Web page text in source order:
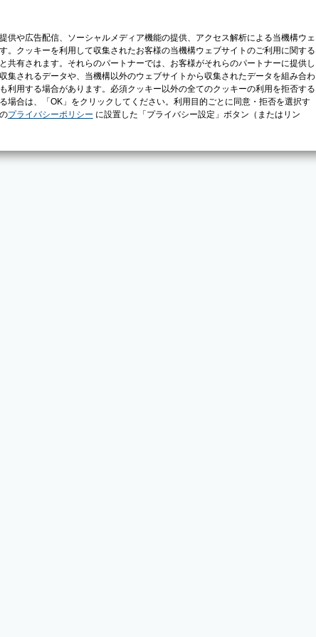
や広告配信、ソーシャルメディア機能の提供、アクセス解析による当機構ウェ
クッキーを利用して収集されたお客様の当機構ウェブサイトのご利用に関する
有されます。それらのパートナーでは、お客様がそれらのパートナーに提供し
されるデータや、当機構以外のウェブサイトから収集されたデータを組み合わ
用する場合があります。必須クッキー以外の全てのクッキーの利用を拒否する
合は、「OK」をクリックしてください。利用目的ごとに同意・拒否を選択す
プライバシーポリシー に設置した「プライバシー設定」ボタン（またはリン